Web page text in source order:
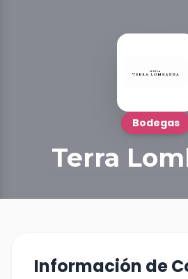
Bodegas
Terra
Información de